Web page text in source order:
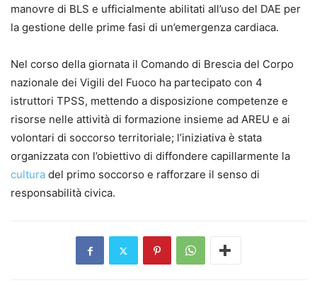
manovre di BLS e ufficialmente abilitati all’uso del DAE per
la gestione delle prime fasi di un’emergenza cardiaca.
Nel corso della giornata il Comando di Brescia del Corpo
nazionale dei Vigili del Fuoco ha partecipato con 4
istruttori TPSS, mettendo a disposizione competenze e
risorse nelle attività di formazione insieme ad AREU e ai
volontari di soccorso territoriale; l’iniziativa è stata
organizzata con l’obiettivo di diffondere capillarmente la
cultura del primo soccorso e rafforzare il senso di
responsabilità civica.